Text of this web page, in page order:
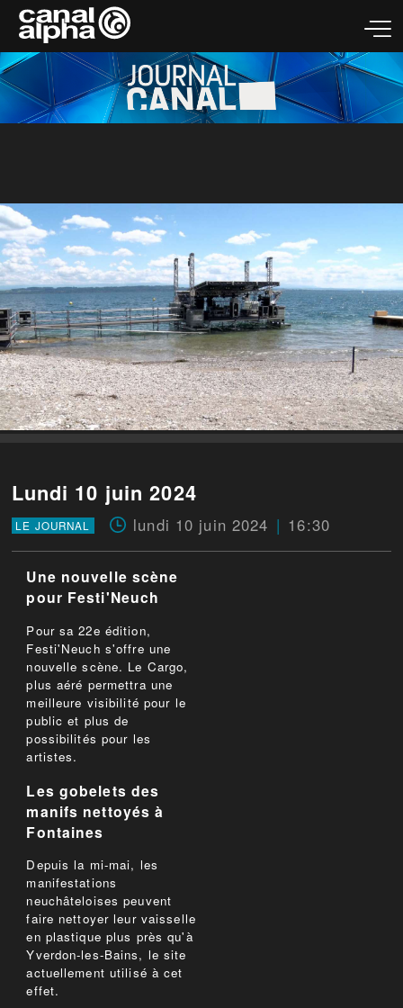
Lundi 10 juin 2024
LE JOURNAL lundi 10 juin 2024 16:30
Une nouvelle scène
pour Festi'Neuch
Pour sa 22e édition,
Festi'Neuch s'offre une
nouvelle scène. Le Cargo,
plus aéré permettra une
meilleure visibilité pour le
public et plus de
possibilités pour les
artistes.
Les gobelets des
manifs nettoyés à
Fontaines
Depuis la mi-mai, les
manifestations
neuchâteloises peuvent
faire nettoyer leur vaisselle
en plastique plus près qu'à
Yverdon-les-Bains, le site
actuellement utilisé à cet
effet.